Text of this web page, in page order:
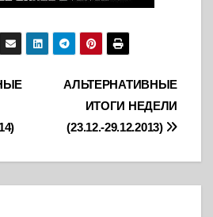
АЛЬТЕРНАТИВНЫЕ
ИТОГИ НЕДЕЛИ
(23.12.-29.12.2013)